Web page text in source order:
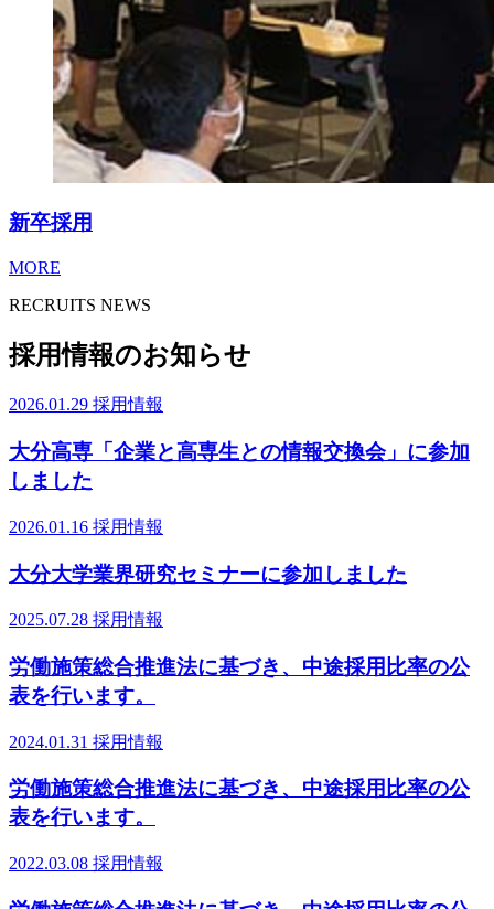
新卒採用
MORE
RECRUITS NEWS
採用情報のお知らせ
2026.01.29 採用情報
大分高専「企業と高専生との情報交換会」に参加
しました
2026.01.16 採用情報
大分大学業界研究セミナーに参加しました
2025.07.28 採用情報
労働施策総合推進法に基づき、中途採用比率の公
表を行います。
2024.01.31 採用情報
労働施策総合推進法に基づき、中途採用比率の公
表を行います。
2022.03.08 採用情報